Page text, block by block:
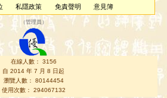
私隱政策 免責聲明 意見簿
（管理員 ）
在線人數： 3156
自 2014 年 7 月 8 日起
瀏覽人數： 80144454
使用次數： 294067132